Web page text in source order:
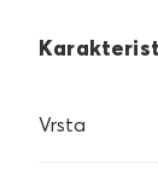
Vrsta